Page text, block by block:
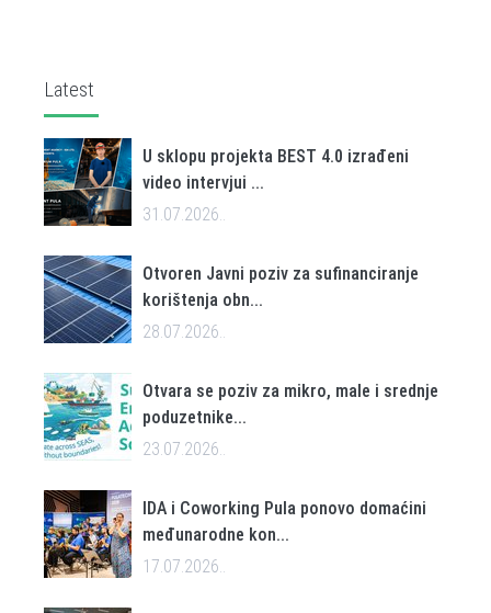
Latest
U sklopu projekta BEST 4.0 izrađeni
video intervjui ...
31.07.2026..
Otvoren Javni poziv za sufinanciranje
korištenja obn...
28.07.2026..
Otvara se poziv za mikro, male i srednje
poduzetnike...
23.07.2026..
IDA i Coworking Pula ponovo domaćini
međunarodne kon...
17.07.2026..